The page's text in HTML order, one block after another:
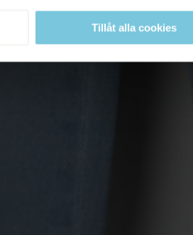
Tillåt alla cookies